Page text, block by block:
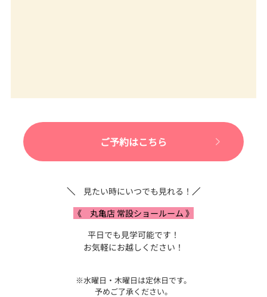
ご予約はこちら
＼ 見たい時にいつでも見れる！ ／
《 丸亀店 常設ショールーム 》
平日でも見学可能です！
お気軽にお越しください！
※水曜日・木曜日は定休日です。
予めご了承ください。